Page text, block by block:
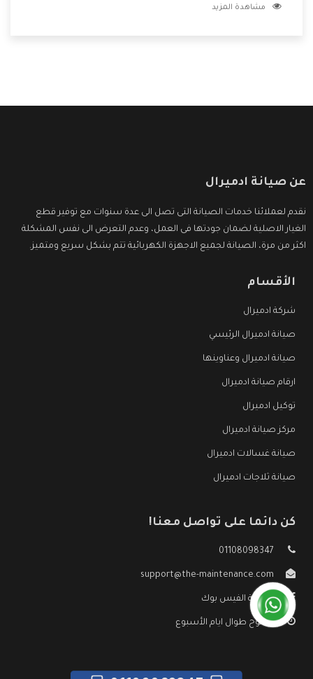
دون اى ازعاج كما أننا نهتم بكل ما يحتاجه المستهلك لكى نحافظ
مشاهدة المزيد
عن صيانة ادميرال
نقدم لعملائنا خدمات الصيانة التى تصل الى عدة سنوات مع توفير قطع
الغيار الاصلية لضمان جودتها فى العمل، وعدم التعرض الى نفس المشكلة
اكثر من مرة، الصيانة لجميع الاجهزة الكهربائية تتم بشكل سريع ومتميز.
الأقسام
شركة ادميرال
صيانة ادميرال الرئيسي
صيانة ادميرال وعناوينها
ارقام صيانة ادميرال
توكيل ادميرال
مركز صيانة ادميرال
صيانة غسالات ادميرال
صيانة ثلاجات ادميرال
كن دائما على تواصل معنا!
01108098347
support@the-maintenance.com
صفحة الفيس بوك
مفتوح طوال ايام الأسبوع